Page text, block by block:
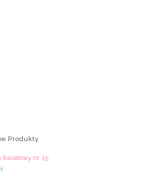
Produkty
kwiatowy nr. 15